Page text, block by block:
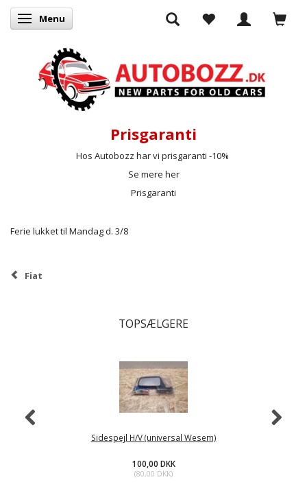
Skifte navigation
Menu
Prisgaranti
Hos Autobozz har vi prisgaranti -10%
Se mere her
Prisgaranti
Ferie lukket til Mandag d. 3/8
Fiat
TOPSÆLGERE
Sidespejl H/V (universal Wesem)
100,00 DKK
(80,00 DKK)